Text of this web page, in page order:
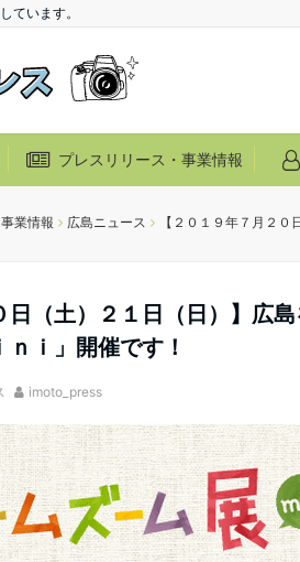
ています。
プレスリリース・事業情報
業情報 広島ニュース 【２０１９年７月２
日（土）２１日（日）】広
ｉ」開催です！
imoto_press